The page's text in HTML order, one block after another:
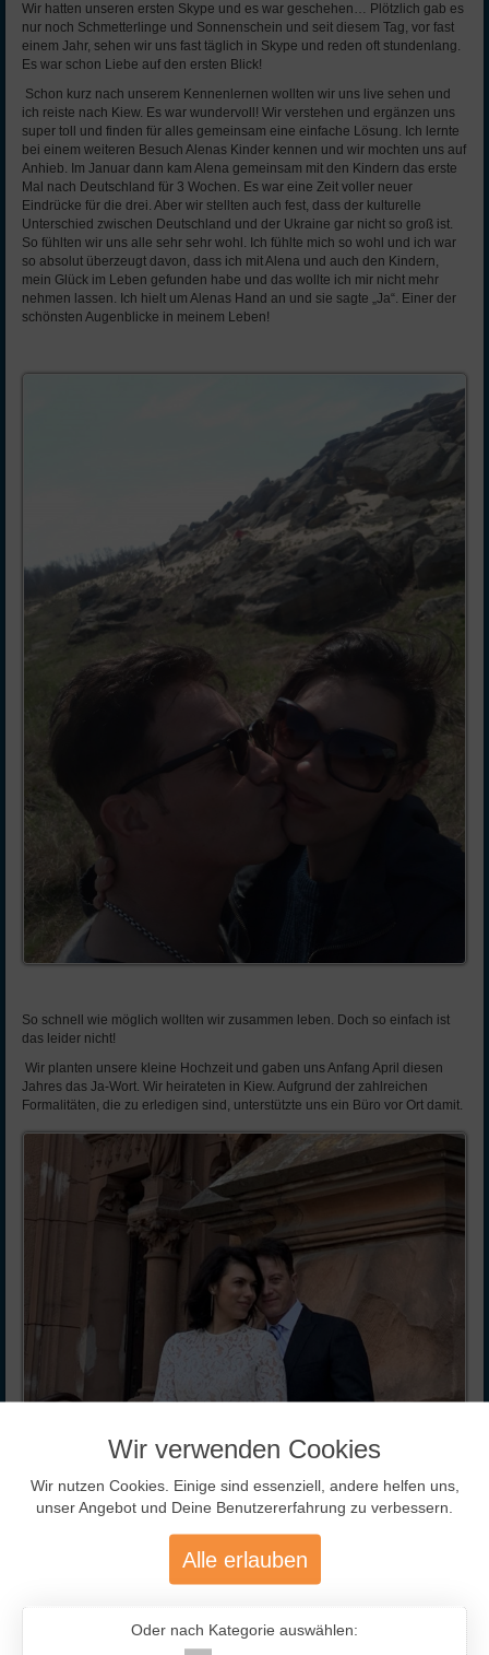
Wir hatten unseren ersten Skype und es war geschehen… Plötzlich gab es
nur noch Schmetterlinge und Sonnenschein und seit diesem Tag, vor fast
einem Jahr, sehen wir uns fast täglich in Skype und reden oft stundenlang.
Es war schon Liebe auf den ersten Blick!
Schon kurz nach unserem Kennenlernen wollten wir uns live sehen und
ich reiste nach Kiew. Es war wundervoll! Wir verstehen und ergänzen uns
super toll und finden für alles gemeinsam eine einfache Lösung. Ich lernte
bei einem weiteren Besuch Alenas Kinder kennen und wir mochten uns auf
Anhieb. Im Januar dann kam Alena gemeinsam mit den Kindern das erste
Mal nach Deutschland für 3 Wochen. Es war eine Zeit voller neuer
Eindrücke für die drei. Aber wir stellten auch fest, dass der kulturelle
Unterschied zwischen Deutschland und der Ukraine gar nicht so groß ist.
So fühlten wir uns alle sehr sehr wohl. Ich fühlte mich so wohl und ich war
so absolut überzeugt davon, dass ich mit Alena und auch den Kindern,
mein Glück im Leben gefunden habe und das wollte ich mir nicht mehr
nehmen lassen. Ich hielt um Alenas Hand an und sie sagte „Ja“. Einer der
schönsten Augenblicke in meinem Leben!
So schnell wie möglich wollten wir zusammen leben. Doch so einfach ist
das leider nicht!
Wir planten unsere kleine Hochzeit und gaben uns Anfang April diesen
Jahres das Ja-Wort. Wir heirateten in Kiew. Aufgrund der zahlreichen
Formalitäten, die zu erledigen sind, unterstützte uns ein Büro vor Ort damit.
Wir verwenden Cookies
Wir nutzen Cookies. Einige sind essenziell, andere helfen uns,
unser Angebot und Deine Benutzererfahrung zu verbessern.
Alle erlauben
Oder nach Kategorie auswählen: